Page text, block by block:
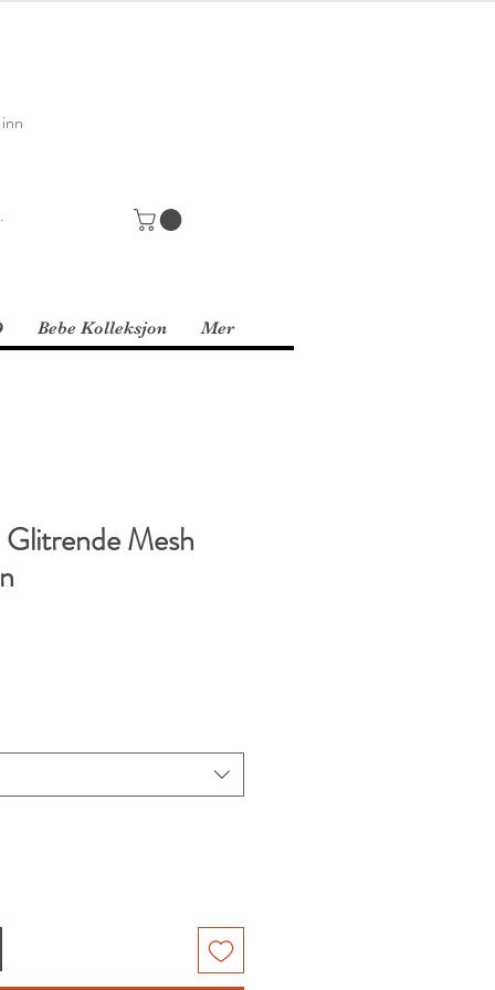
Bebe Kolleksjon Mer
Mesh